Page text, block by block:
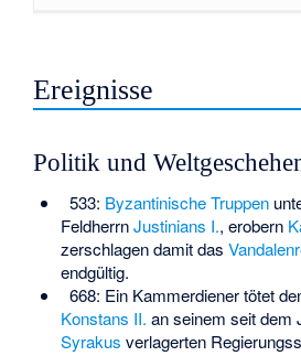
Ereignisse
Politik und
533: Byzantinische Truppen
FeldherrnJustinians I., erobern
zerschlagen damit das
endgültig.
668: Ein Kammerdiener tötet
Konstans II. an seinem seit dem
Syrakus verlagerten